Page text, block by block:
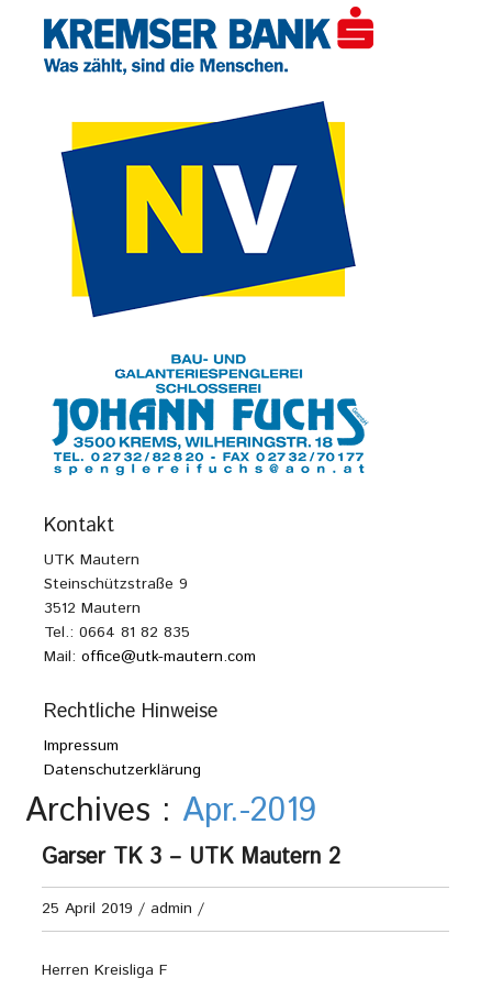
Kontakt
UTK Mautern
Steinschützstraße 9
3512 Mautern
Tel.: 0664 81 82 835
Mail: office@utk-mautern.com
Rechtliche Hinweise
Impressum
Datenschutzerklärung
Archives : Apr.-2019
Garser TK 3 – UTK Mautern 2
25 April 2019 / admin /
Herren Kreisliga F